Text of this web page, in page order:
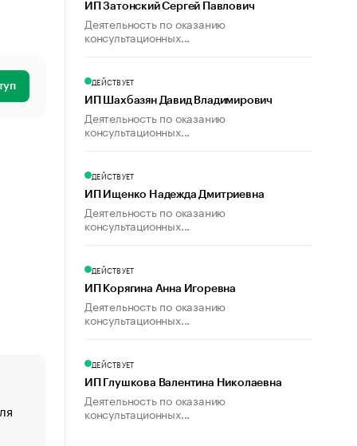
«От спорта тело стареет иначе». Как живет глава
создавшей GTA
ИП Затонский Сергей Павлович
Деятельность по оказанию
консультационных...
ДЕЙСТВУЕТ
ИП Шахбазян Давид Владимирович
Деятельность по оказанию
консультационных...
ДЕЙСТВУЕТ
ИП Ищенко Надежда Дмитриевна
Деятельность по оказанию
консультационных...
ДЕЙСТВУЕТ
ИП Корягина Анна Игоревна
Деятельность по оказанию
консультационных...
ДЕЙСТВУЕТ
ИП Глушкова Валентина Николаевна
Деятельность по оказанию
консультационных...